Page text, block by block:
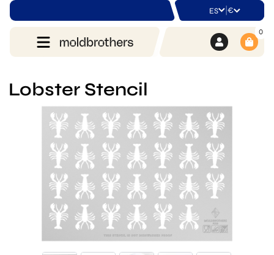
ES | €
0
Lobster Stencil